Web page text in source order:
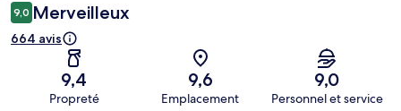
9,0 Merveilleux
664 avis
9,4
Propreté
9,6
Emplacement
9,0
Personnel et service